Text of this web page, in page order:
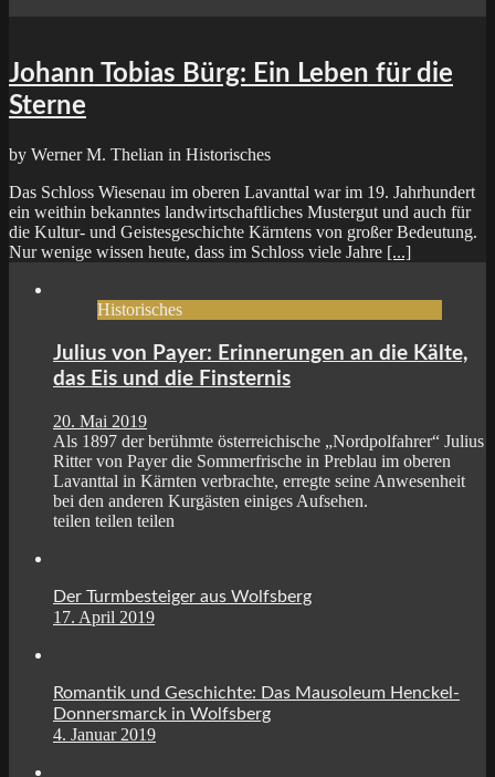
Johann Tobias Bürg: Ein Leben für die
Sterne
by Werner M. Thelian in Historisches
Das Schloss Wiesenau im oberen Lavanttal war im 19. Jahrhundert
ein weithin bekanntes landwirtschaftliches Mustergut und auch für
die Kultur- und Geistesgeschichte Kärntens von großer Bedeutung.
Nur wenige wissen heute, dass im Schloss viele Jahre [...]
Historisches
Julius von Payer: Erinnerungen an die Kälte,
das Eis und die Finsternis
20. Mai 2019
Als 1897 der berühmte österreichische „Nordpolfahrer“ Julius
Ritter von Payer die Sommerfrische in Preblau im oberen
Lavanttal in Kärnten verbrachte, erregte seine Anwesenheit
bei den anderen Kurgästen einiges Aufsehen.
teilen teilen teilen
Der Turmbesteiger aus Wolfsberg
17. April 2019
Romantik und Geschichte: Das Mausoleum Henckel-
Donnersmarck in Wolfsberg
4. Januar 2019